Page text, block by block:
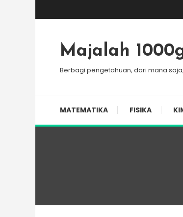
To
Majalah
Berbagi pengetahuan, dari mana
MATEMATIKA FISIKA